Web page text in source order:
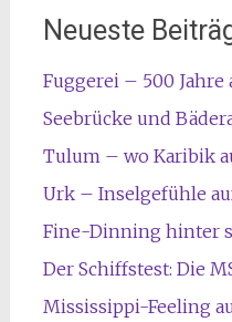
Neueste
Fuggerei – 500
Seebrücke und
Tulum – wo Karibik
Urk – Inselgefühle
Fine-Dinning hinter
Der Schiffstest: Die
Mississippi-Feeling